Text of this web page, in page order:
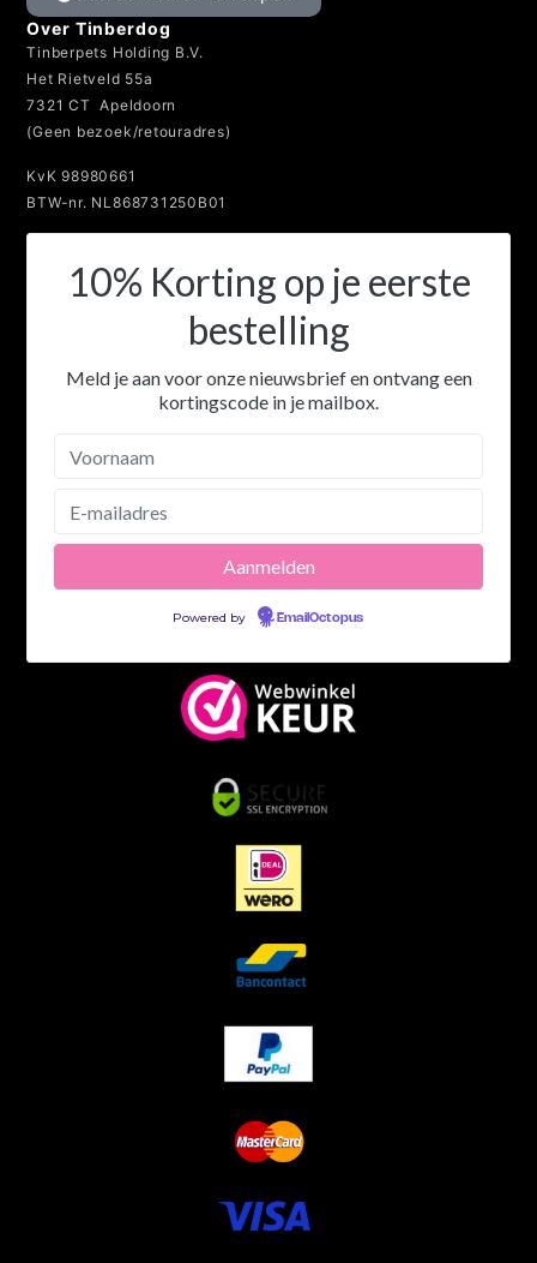
Over Tinberdog
Tinberpets Holding B.V.
Het Rietveld 55a
7321 CT Apeldoorn
(Geen bezoek/retouradres)
KvK 98980661
BTW-nr. NL868731250B01
10% Korting op je eerste
bestelling
Meld je aan voor onze nieuwsbrief en ontvang een
kortingscode in je mailbox.
Powered by EmailOctopus